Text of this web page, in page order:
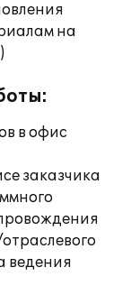
на
в офис
заказчика
ведения